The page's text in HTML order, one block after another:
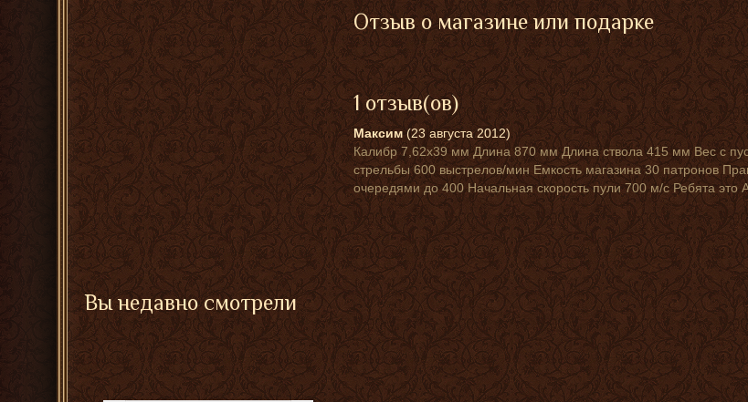
Отзыв о магазине или подарке
1 отзыв(ов)
Максим (23 августа 2012)
Калибр 7,62x39 мм Длина 870 мм Длина ствола 415 мм Вес с
стрельбы 600 выстрелов/мин Емкость магазина 30 патронов
очередями до 400 Начальная скорость пули 700 м/с Ребята это
Вы недавно смотрели